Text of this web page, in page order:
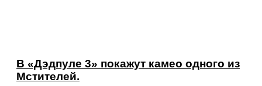
В «Дэдпуле 3» покажут камео одного из
Мстителей.